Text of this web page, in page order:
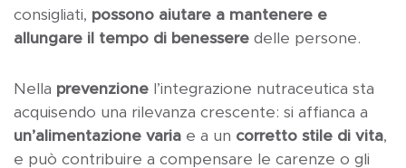
consigliati, possono aiutare a mantenere e
allungare il tempo di benessere delle persone.
Nella prevenzione l’integrazione nutraceutica sta
acquisendo una rilevanza crescente: si affianca a
un’alimentazione varia e a un corretto stile di vita,
e può contribuire a compensare le carenze o gli